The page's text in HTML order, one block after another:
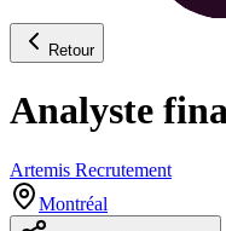
Retour
Analyste
Artemis Recrutement
Montréal